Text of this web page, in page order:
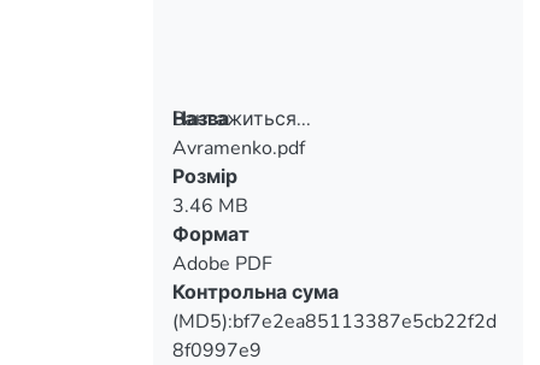
Вантажиться...
Вантажиться...
Назва
Avramenko.pdf
Розмір
3.46 MB
Формат
Adobe PDF
Контрольна сума
(MD5):bf7e2ea85113387e5cb22f2d
8f0997e9